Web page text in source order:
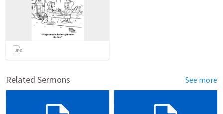
Related Sermons See more